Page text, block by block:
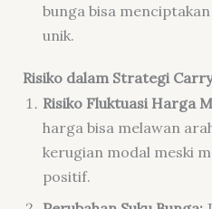
bunga bisa
unik.
Risiko dalam Strategi
Risiko Fluktuasi Harga
harga bisa melawan
kerugian modal meski
positif.